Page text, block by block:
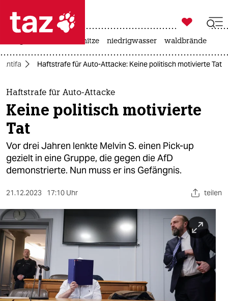
 taz zahl ich
taz zahl ich
themen
politik
öko
gesellschaft
sport
berlin
nord
wahrheit
verlag

taz zahl ich
hitze niedrigwasser waldbrände
Antifa Haftstrafe für Auto-Attacke: Keine politisch motivierte Tat
Haftstrafe für Auto-Attacke
Keine politisch motivierte
Tat
Vor drei Jahren lenkte Melvin S. einen Pick-up
gezielt in eine Gruppe, die gegen die AfD
demonstrierte. Nun muss er ins Gefängnis.
21.12.2023 17:10 Uhr teilen